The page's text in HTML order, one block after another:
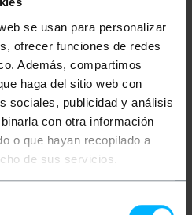
se usan para personalizar
ofrecer funciones de redes
Además, compartimos
haga del sitio web con
sociales, publicidad y análisis
con otra información
o que hayan recopilado a
de sus servicios.
que vous
vous aider
disque dur HDD
externe boîte